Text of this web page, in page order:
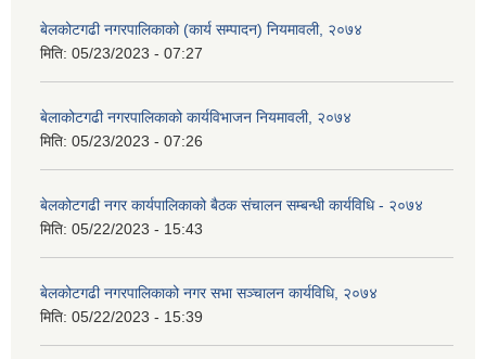
बेलकोटगढी नगरपालिकाको (कार्य सम्पादन) नियमावली, २०७४
मिति: 05/23/2023 - 07:27
बेलाकोटगढी नगरपालिकाको कार्यविभाजन नियमावली, २०७४
मिति: 05/23/2023 - 07:26
बेलकोटगढी नगर कार्यपालिकाको बैठक संचालन सम्बन्धी कार्यविधि - २०७४
मिति: 05/22/2023 - 15:43
बेलकोटगढी नगरपालिकाको नगर सभा सञ्चालन कार्यविधि, २०७४
मिति: 05/22/2023 - 15:39